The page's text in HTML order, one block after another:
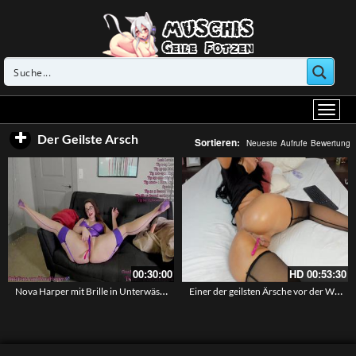
Der Geilste Arsch Sortieren: Neueste Aufrufe Bewertung
00:30:00
Nova Harper mit Brille in Unterwäsche – Sie spielt mit ihrem dicken Arsch und der Pussy
HD 00:53:30
Einer der geilsten Ärsche vor der Webcam in Reizwäsche – Livesex